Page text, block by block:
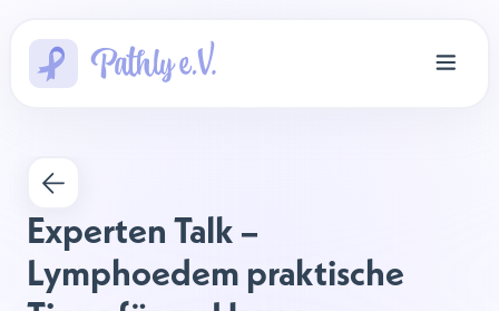
Experten Talk –
Lymphoedem praktische